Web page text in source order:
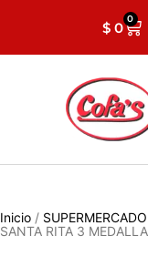
$0 0
Inicio / SUPERMERCADO
SANTA RITA 3